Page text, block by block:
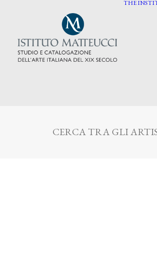
THE
CERCA TRA GLI